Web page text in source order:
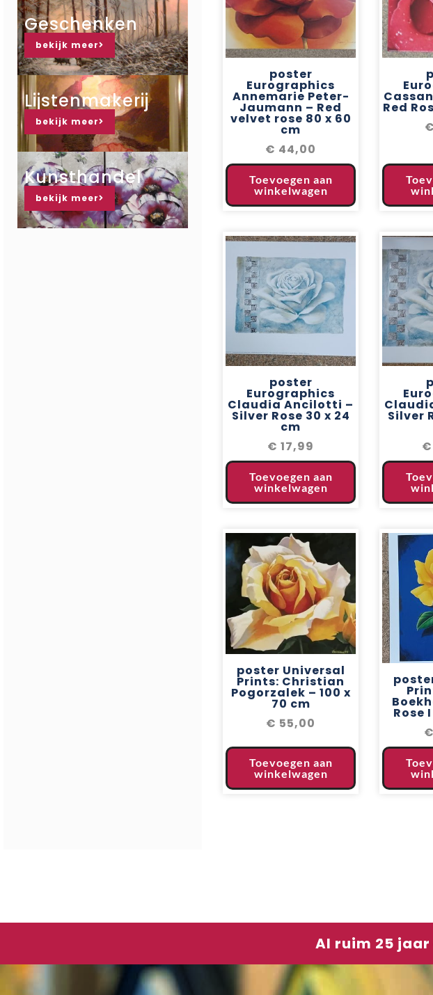
Geschenken
bekijk meer
Lijstenmakerij
bekijk meer
Kunsthandel
bekijk meer
poster
Eurographics
Annemarie Peter-
Jaumann – Red
velvet rose 80 x 60
cm
€ 44,00
Toevoegen aan
winkelwagen
Red
€
poster
Eurographics
Claudia Ancilotti –
Silver Rose 30 x 24
cm
€ 17,99
Toevoegen aan
winkelwagen
Silver
€
poster Universal
Prints: Christian
Pogorzalek – 100 x
70 cm
€ 55,00
Toevoegen aan
winkelwagen
Rose
€
Al ruim 25